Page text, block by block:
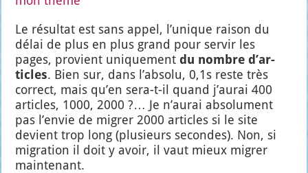
Le résul­tat est sans appel, l’u­nique rai­son du
délai de plus en plus grand pour ser­vir les
pages, pro­vient uni­que­ment du nombre d’ar­
ticles. Bien sur, dans l’ab­so­lu, 0,1s reste très
cor­rect, mais qu’en sera-t-il quand j’au­rai 400
articles, 1000, 2000 ?… Je n’au­rai abso­lu­ment
pas l’en­vie de migrer 2000 articles si le site
devient trop long (plu­sieurs secondes). Non, si
migra­tion il doit y avoir, il vaut mieux migrer
main­te­nant.